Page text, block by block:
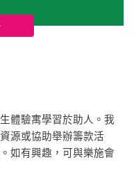
體驗寓學習於助人。我
源或協助舉辦籌款活
如有興趣，可與樂施會